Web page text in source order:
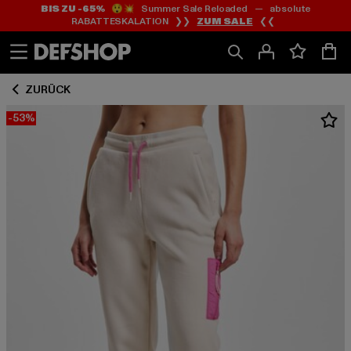
Zum
Inhalt
springen
Zum
Fußzeile
springen
BIS ZU -65%😲💥 Summer Sale Reloaded — absolute
RABATTESKALATION ❯❯ ZUM SALE ❮❮
ZURÜCK
-53%